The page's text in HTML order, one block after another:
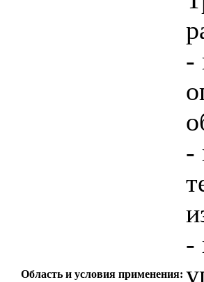
Область и условия применения:
-
-
-